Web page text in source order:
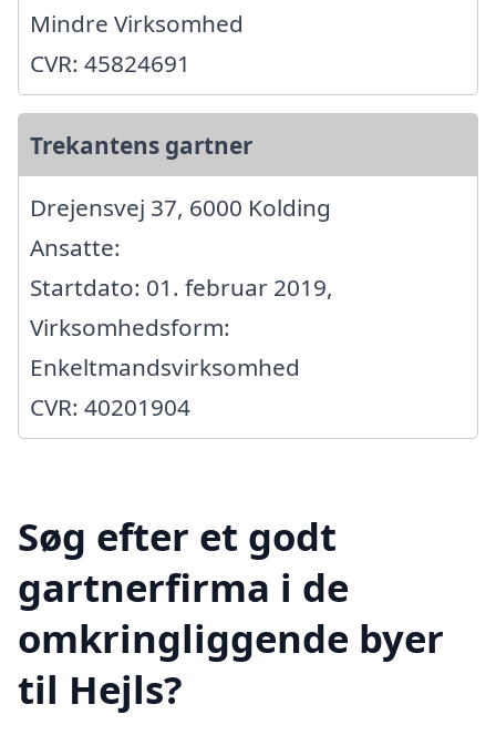
Mindre Virksomhed
CVR: 45824691
Trekantens gartner
Drejensvej 37, 6000 Kolding
Ansatte:
Startdato: 01. februar 2019,
Virksomhedsform:
Enkeltmandsvirksomhed
CVR: 40201904
Søg efter et godt
gartnerfirma i de
omkringliggende byer
til Hejls?